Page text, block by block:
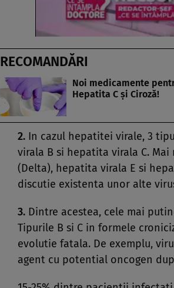
RECOMANDĂRI
Noi medicamente
Hepatita C şi Ciroză!
2. In cazul hepatitei virale, 3
virala B si hepatita virala C.
(Delta), hepatita virala E si
discutie existenta unor alte
3. Dintre acestea, cele mai
Tipurile B si C in formele
evolutie fatala. De exemplu,
agent cu potential oncogen